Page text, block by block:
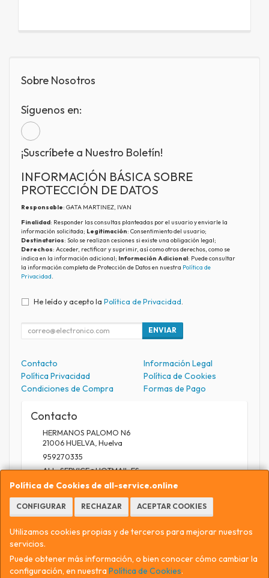
Política de Cookies de all-service.online
CONFIGURAR RECHAZAR ACEPTAR COOKIES
Utilizamos cookies propias y de terceros para mejorar nuestros
servicios.
Puede obtener más información, o bien conocer cómo cambiar la
configuración, en nuestraPolítica de Cookies.
Sobre Nosotros
Síguenos en:
¡Suscríbete a Nuestro Boletín!
INFORMACIÓN BÁSICA SOBRE
PROTECCIÓN DE DATOS
Responsable: GATA MARTINEZ, IVAN
Finalidad: Responder las consultas planteadas por el usuario y enviarle la
información solicitada; Legitimación: Consentimiento del usuario;
Destinatarios: Solo se realizan cesiones si existe una obligación legal;
Derechos: Acceder, rectificar y suprimir, así como otros derechos, como se
indica en la información adicional; Información Adicional: Puede consultar
la información completa de Protección de Datos en nuestra Política de
Privacidad.
He leído y acepto la Política de Privacidad
ENVIAR
Contacto
Información Legal
Política Privacidad
Política de Cookies
Condiciones de Compra
Formas de Pago
Contacto
HERMANOS PALOMO N6
21006HUELVA Huelva
959270335
ALL_SERVICE@HOTMAIL.ES
Horario
9.30 A 13.30 / 17 A 20.30
, , , , España. - C.I.F.: 75559829E - Tfno: